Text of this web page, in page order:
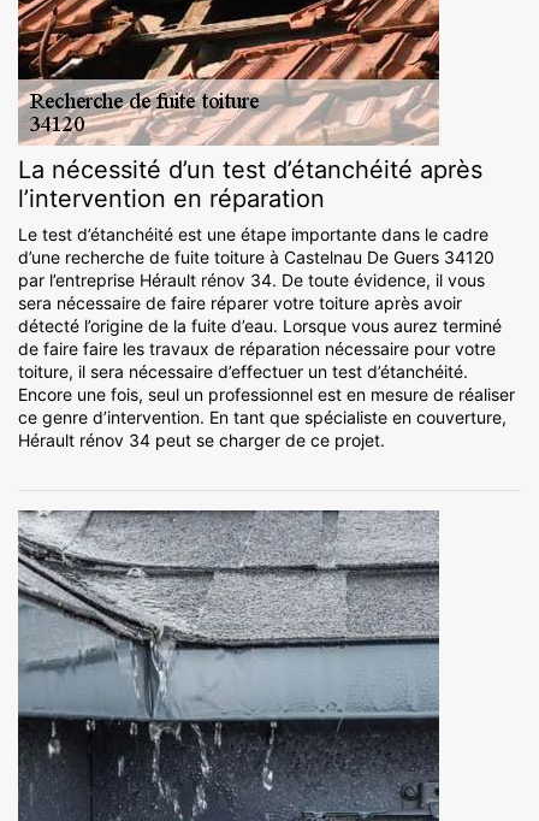
La nécessité d’un test d’étanchéité après
l’intervention en réparation
Le test d’étanchéité est une étape importante dans le cadre
d’une recherche de fuite toiture à Castelnau De Guers 34120
par l’entreprise Hérault rénov 34. De toute évidence, il vous
sera nécessaire de faire réparer votre toiture après avoir
détecté l’origine de la fuite d’eau. Lorsque vous aurez terminé
de faire faire les travaux de réparation nécessaire pour votre
toiture, il sera nécessaire d’effectuer un test d’étanchéité.
Encore une fois, seul un professionnel est en mesure de réaliser
ce genre d’intervention. En tant que spécialiste en couverture,
Hérault rénov 34 peut se charger de ce projet.